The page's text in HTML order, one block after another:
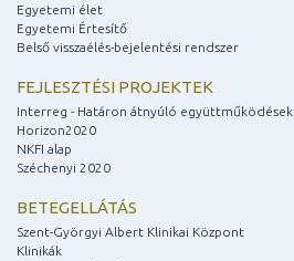
Egyetemi élet
Egyetemi Értesítő
Belső visszaélés-bejelentési rendszer
FEJLESZTÉSI PROJEKTEK
Interreg - Határon átnyúló együttműködések
Horizon2020
NKFI alap
Széchenyi 2020
BETEGELLÁTÁS
Szent-Györgyi Albert Klinikai Központ
Klinikák